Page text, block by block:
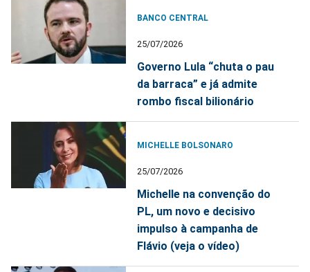
BANCO CENTRAL
25/07/2026
Governo Lula “chuta o pau
da barraca” e já admite
rombo fiscal bilionário
MICHELLE BOLSONARO
25/07/2026
Michelle na convenção do
PL, um novo e decisivo
impulso à campanha de
Flávio (veja o vídeo)